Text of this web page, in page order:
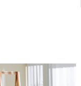
Ten